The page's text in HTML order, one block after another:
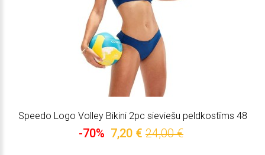
Speedo Logo Volley Bikini 2pc sieviešu peldkostīms 48
-70% 7,20 € 24,00 €